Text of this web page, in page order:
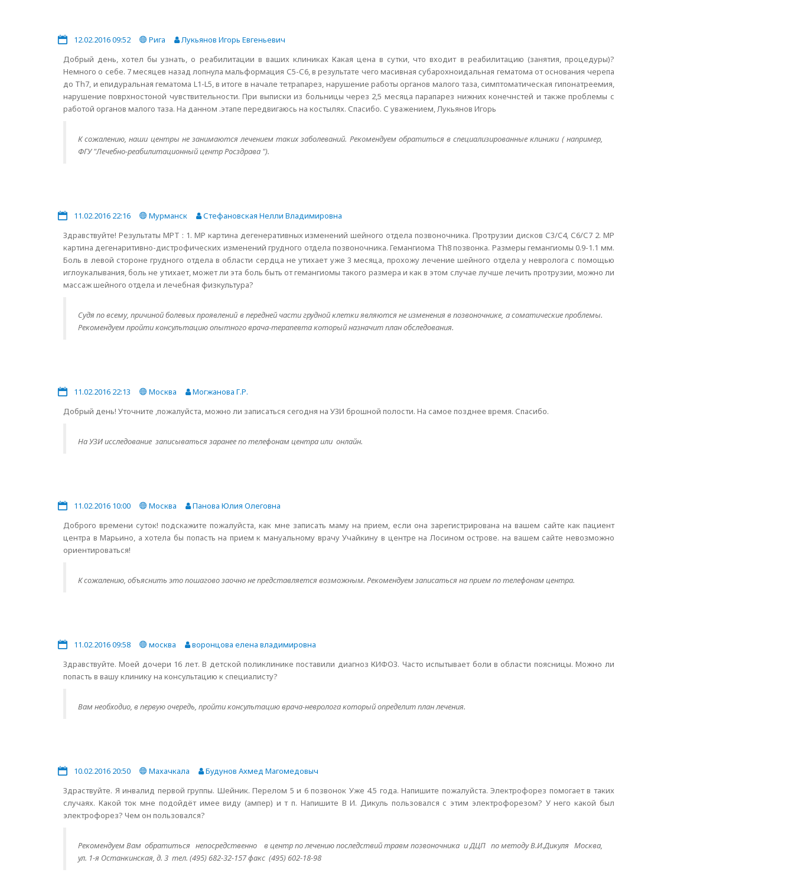
12.02.2016 09:52 Рига
Лукьянов Игорь Евгеньевич
Добрый день, хотел бы узнать, о реабилитации в ваших клиниках Какая цена в сутки, что входит в реабилитацию (занятия, процедуры)?
Немного о себе. 7 месяцев назад лопнула мальформация С5-С6, в результате чего масивная субарохноидальная гематома от основания черепа
до Th7, и епидуральная гематома L1-L5, в итоге в начале тетрапарез, нарушение работы органов малого таза, симптоматическая гипонатреемия,
нарушение поврхностоной чувствительности. При выписки из больницы через 2,5 месяца парапарез нижних конечнстей и также проблемы с
работой органов малого таза. На данном .этапе передвигаюсь на костылях. Спасибо. С уважением, Лукьянов Игорь
К сожалению, наши центры не занимаются лечением таких заболеваний. Рекомендуем обратиться в специализированные клиники ( например,
ФГУ "Лечебно-реабилитационный центр Росздрава ").
11.02.2016 22:16 Мурманск
Стефановская Нелли Владимировна
Здравствуйте! Результаты МРТ : 1. МР картина дегенеративных изменений шейного отдела позвоночника. Протрузии дисков С3/C4, С6/С7 2. МР
картина дегенаритивно-дистрофических изменений грудного отдела позвоночника. Гемангиома Th8 позвонка. Размеры гемангиомы 0.9-1.1 мм.
Боль в левой стороне грудного отдела в области сердца не утихает уже 3 месяца, прохожу лечение шейного отдела у невролога с помощью
иглоукалывания, боль не утихает, может ли эта боль быть от гемангиомы такого размера и как в этом случае лучше лечить протрузии, можно ли
массаж шейного отдела и лечебная физкультура?
Судя по всему, причиной болевых проявлений в передней части грудной клетки являются не изменения в позвоночнике, а соматические проблемы.
Рекомендуем пройти консультацию опытного врача-терапевта который назначит план обследования.
11.02.2016 22:13 Москва
Могжанова Г.Р.
Добрый день! Уточните ,пожалуйста, можно ли записаться сегодня на УЗИ брошной полости. На самое позднее время. Спасибо.
На УЗИ исследование записываться заранее по телефонам центра или онлайн.
11.02.2016 10:00 Москва
Панова Юлия Олеговна
Доброго времени суток! подскажите пожалуйста, как мне записать маму на прием, если она зарегистрирована на вашем сайте как пациент
центра в Марьино, а хотела бы попасть на прием к мануальному врачу Учайкину в центре на Лосином острове. на вашем сайте невозможно
ориентироваться!
К сожалению, объяснить это пошагово заочно не представляется возможным. Рекомендуем записаться на прием по телефонам центра.
11.02.2016 09:58 москва
воронцова елена владимировна
Здравствуйте. Моей дочери 16 лет. В детской поликлинике поставили диагноз КИФОЗ. Часто испытывает боли в области поясницы. Можно ли
попасть в вашу клинику на консультацию к специалисту?
Вам необходио, в первую очередь, пройти консультацию врача-невролога который определит план лечения.
10.02.2016 20:50 Махачкала
Будунов Ахмед Магомедовыч
Здраствуйте. Я инвалид первой группы. Шейник. Перелом 5 и 6 позвонок Уже 4.5 года. Напишите пожалуйста. Электрофорез помогает в таких
случаях. Какой ток мне подойдёт имее виду (ампер) и т п. Напишите В И. Дикуль пользовался с этим электрофорезом? У него какой был
электрофорез? Чем он пользовался?
Рекомендуем Вам обратиться непосредственно
в центр по лечению последствий травм позвоночника и ДЦП по методу В.И.Дикуля Москва,
ул. 1-я Останкинская, д. 3 тел. (495) 682-32-157 факс (495) 602-18-98